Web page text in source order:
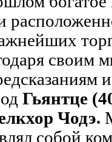
своим
Гьянтце
Чодэ.
собой